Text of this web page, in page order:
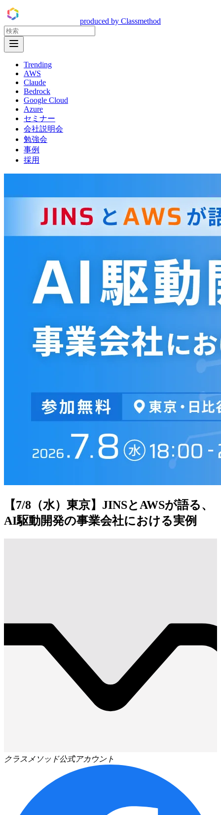
produced by Classmethod
Trending
AWS
Claude
Bedrock
Google Cloud
Azure
セミナー
会社説明会
勉強会
事例
採用
【7/8（水）東京】JINSとAWSが語る、
AI駆動開発の事業会社における実例
クラスメソッド公式アカウント